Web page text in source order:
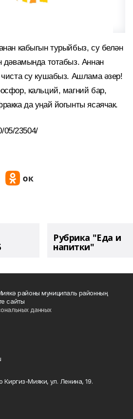
кабыгын турыйбыз, су белән
дәвамында тотабыз. Аннан
чиста су кушабыз. Ашлама әзер!
кальций, магний бар,
да уңай йогынты ясаячак.
05/23504/
Рубрика "Еда и
напитки"
районы муниципаль районның
сайты
данных
Киргиз-Мияки, ул. Ленина, 19.